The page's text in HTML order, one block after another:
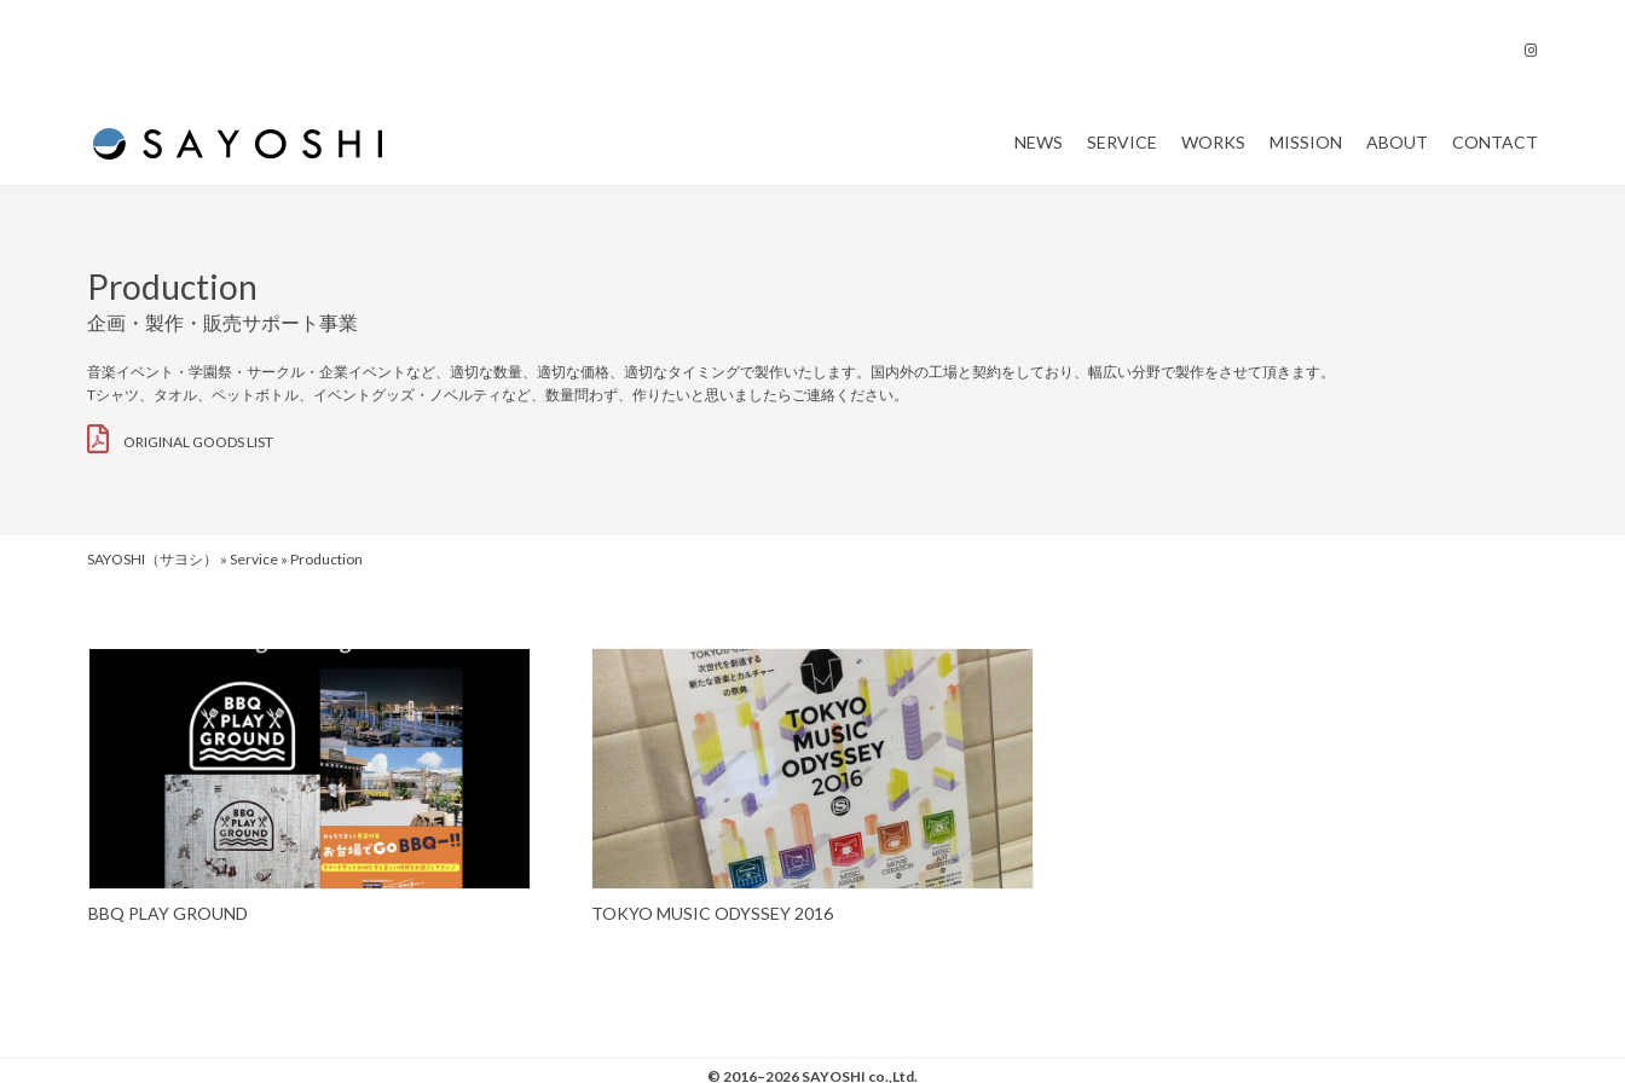
NEWS SERVICE WORKS MISSION ABOUT CONTACT
Production
企画・製作・販売サポート事業
音楽イベント・学園祭・サークル・企業イベントなど、適切な数量、適切な価格、適切なタイミングで製作いたします。国内外の工場と契約をしており、幅広い分野で製作をさせて頂きます。
Tシャツ、タオル、ペットボトル、イベントグッズ・ノベルティなど、数量問わず、作りたいと思いましたらご連絡ください。
ORIGINAL GOODS LIST
SAYOSHI（サヨシ） » Service » Production
BBQ PLAY GROUND TOKYO MUSIC ODYSSEY 2016
© 2016–2026 SAYOSHI co.,Ltd.